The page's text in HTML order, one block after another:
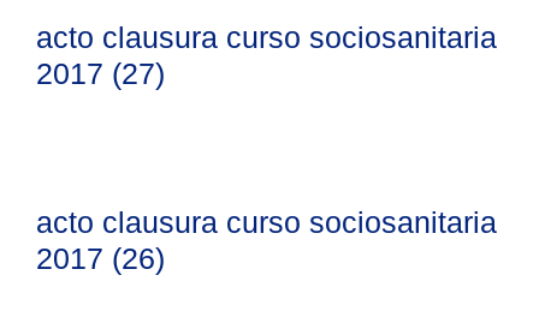
acto clausura curso sociosanitaria
2017 (27)
acto clausura curso sociosanitaria
2017 (26)